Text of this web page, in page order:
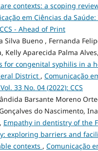
contexts: a scoping
em Ciências da Saúde:
- Ahead of Print
Silva Bueno , Fernanda
Kelly Aparecida Palma Alves,
for congenital syphilis in a
District , Comunicação
33 No. 04 (2022): CCS
Barsante Moreno
do Nascimento,
Empathy in dentistry of the
exploring barriers and
contexts , Comunicação